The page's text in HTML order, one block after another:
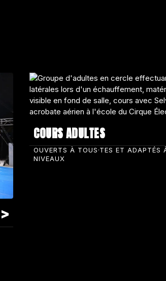
COURS ADULTES
OUVERTS À TOUS·TES ET ADAPTÉS
NIVEAUX